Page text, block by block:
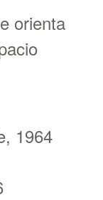
orienta
1964